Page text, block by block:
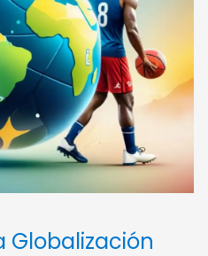
Globalización